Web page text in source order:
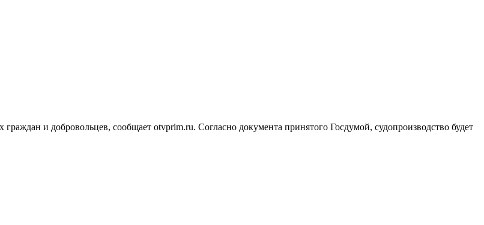
и добровольцев, сообщает otvprim.ru. Согласно документа принятого Госдумой, судопроизводство будет